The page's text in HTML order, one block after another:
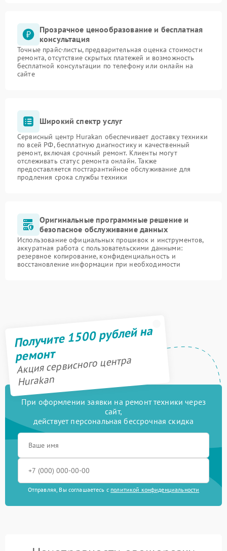
Прозрачное ценообразование и бесплатная
консультация
Точные прайс-листы, предварительная оценка стоимости
ремонта, отсутствие скрытых платежей и возможность
бесплатной консультации по телефону или онлайн на
сайте
Широкий спектр услуг
Сервисный центр Hurakan обеспечивает доставку техники
по всей РФ, бесплатную диагностику и качественный
ремонт, включая срочный ремонт. Клиенты могут
отслеживать статус ремонта онлайн. Также
предоставляется постгарантийное обслуживание для
продления срока службы техники
Оригинальные программные решение и
безопасное обслуживание данных
Использование официальных прошивок и инструментов,
аккуратная работа с пользовательскими данными:
резервное копирование, конфиденциальность и
восстановление информации при необходимости
Получите 1500 рублей на
ремонт
Акция сервисного центра
Hurakan
При оформлении заявки на ремонт техники через
сайт,
действует персональная бессрочная скидка
Отправляя, Вы соглашаетесь с политикой конфиденциальности